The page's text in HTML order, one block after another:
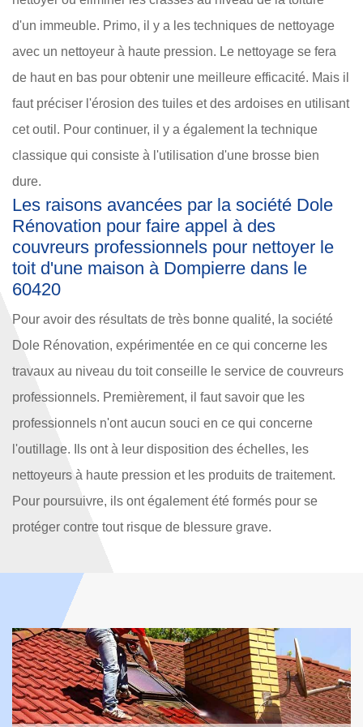
d'un immeuble. Primo, il y a les techniques de nettoyage
avec un nettoyeur à haute pression. Le nettoyage se fera
de haut en bas pour obtenir une meilleure efficacité. Mais il
faut préciser l'érosion des tuiles et des ardoises en utilisant
cet outil. Pour continuer, il y a également la technique
classique qui consiste à l'utilisation d'une brosse bien
dure.
Les raisons avancées par la société Dole
Rénovation pour faire appel à des
couvreurs professionnels pour nettoyer le
toit d'une maison à Dompierre dans le
60420
Pour avoir des résultats de très bonne qualité, la société
Dole Rénovation, expérimentée en ce qui concerne les
travaux au niveau du toit conseille le service de couvreurs
professionnels. Premièrement, il faut savoir que les
professionnels n'ont aucun souci en ce qui concerne
l'outillage. Ils ont à leur disposition des échelles, les
nettoyeurs à haute pression et les produits de traitement.
Pour poursuivre, ils ont également été formés pour se
protéger contre tout risque de blessure grave.